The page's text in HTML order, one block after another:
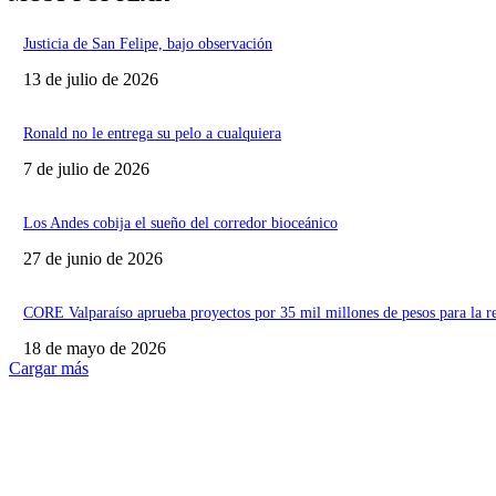
Justicia de San Felipe, bajo observación
13 de julio de 2026
Ronald no le entrega su pelo a cualquiera
7 de julio de 2026
Los Andes cobija el sueño del corredor bioceánico
27 de junio de 2026
CORE Valparaíso aprueba proyectos por 35 mil millones de pesos para la
18 de mayo de 2026
Cargar más